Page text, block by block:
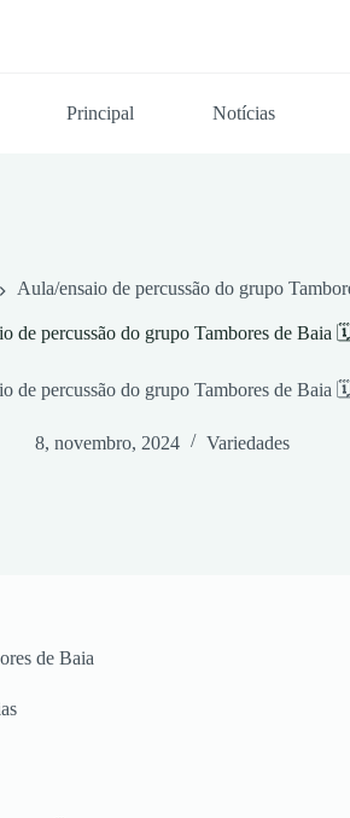
Principal Notícias
Aula/ensaio de percussão do grupo
de percussão do grupo Tambores de Baia 🗓
de percussão do grupo Tambores de Baia 🗓
8, novembro, 2024 Variedades
de Baia